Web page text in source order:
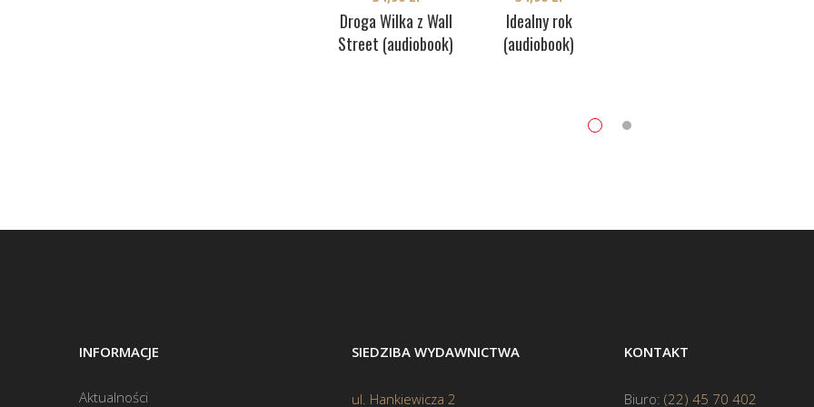
Droga Wilka z Wall
Street (audiobook)
Idealny rok
(audiobook)
INFORMACJE
Aktualności
SIEDZIBA WYDAWNICTWA
ul. Hankiewicza 2
KONTAKT
Biuro: (22) 45 70 402